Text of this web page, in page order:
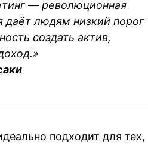
— революционная
даёт людям низкий порог
создать актив,
подходит для тех,